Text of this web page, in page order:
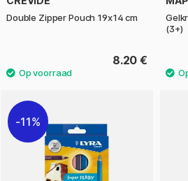
Double Zipper Pouch 19x14 cm
8.20 €
(3+)
11%